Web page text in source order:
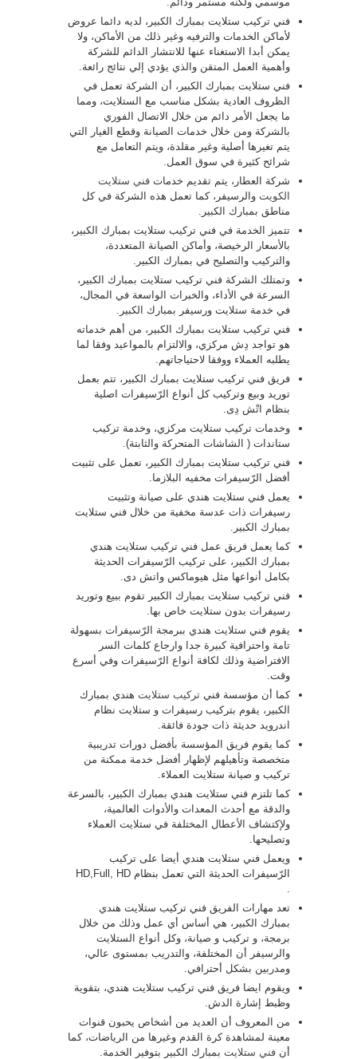
فني تركيب ستلايت بمبارك الكبير، لديه دائما عروض
لأماكن الخدمات والترفيه وغير ذلك من الأماكن، ولا
يمكن أبدا الاستغناء عنها للانتشار الدائم للشركة
وأهمية العمل المتقن والذي يؤدي إلي نتائج رائعة.
فني ستلايت بمبارك الكبير، أن الشركة تعمل في
الظروف العادية بشكل مناسب مع الستلايت، ومما
ما يجعل الأمر دائم من خلال الاتصال الفوري
بالشركة ومن خلال خدمات الصيانة وقطع الغيار التي
يتم تغيرها أصلية وغير مقلدة، ويتم التعامل مع
شرائح كثيرة في سوق العمل.
شركة العطار، يتم تقديم خدمات فني ستلايت
الكويت والرسيفر، كما تعمل هذه الشركة في كل
مناطق بمبارك الكبير.
تتميز الخدمة في فني تركيب ستلايت بمبارك الكبير،
بالأسعار الرخيصة، وأماكن الصيانة المتعددة،
والتركيب والتصليح في بمبارك الكبير.
وتمتلك الشركة فني تركيب ستلايت بمبارك الكبير،
السرعة في الأداء، والخبرات الواسعة في المجال،
في خدمة ستلايت ورسيفر بمبارك الكبير.
فني تركيب ستلايت بمبارك الكبير، من أهم خدماته
هو تواجد دِش مركزي، والالتزام بالمواعيد وفقا لما
يطلبه العملاء ووفقا لاحتياجاتهم.
فريق فني تركيب ستلايت بمبارك الكبير، تتم بعمل
توريد وبيع وتركيب كل أنواع الرّسيفرات اصلية
بنظام اتْش دِى.
وخدمات تركيب ستلايت مركزي، وخدمة تركيب
ستاندات ( الشاشات المتحركة والثابتة).
فني تركيب ستلايت بمبارك الكبير، تعمل على تثبيت
أفضل الرّسيفرات مخفيه البلازما.
يعمل فني ستلايت هندي على صيانة وتثبيت
رسيفرات ذات عدسة مخفية من خلال فني ستلايت
بمبارك الكبير.
كما يعمل فريق عمل فني تركيب ستلايت هندي
بمبارك الكبير، على تركيب الرّسيفرات الحديثة
بكامل أنواعها مثل هيوماكس واتش دى.
فني تركيب ستلايت بمبارك الكبير تقوم ببيع وتوريد
رسيفرات بدون ستلايت خاص بها.
يقوم فني ستلايت هندي ببرمجة الرّسيفرات بسهولة
تامة واحترافية كبيرة جدا وارجاع كلمات السر
الافتراضية وذلك لكافة أنواع الرّسيفرات وفي أسرع
وقت.
كما أن مؤسسة فني تركيب ستلايت هندي بمبارك
الكبير، يقوم بتركيب رسيفرات و ستلايت نظام
اندرويد حديثة ذات جودة فائقة.
كما يقوم فريق المؤسسة بأفضل دورات تدريبية
متخصصة وتأهيلهم لإظهار أفضل خدمة ممكنة من
تركيب و صيانة ستلايت العملاء.
كما تلتزم فني ستلايت هندي بمبارك الكبير، بالسرعة
والدقة مع أحدث المعدات والأدوات العالمية،
ولإكتشاف الأعطال المختلفة في ستلايت العملاء
وتصليحها.
ويعمل فني ستلايت هندي أيضا على تركيب
تعد مهارات الفريق فني تركيب ستلايت هندي
بمبارك الكبير، هي أساس أي عمل وذلك من خلال
برمجة، و تركيب و صيانة، وكل أنواع الستلايت
والرسيفر أن المختلفة، والتدريب بمستوى عالي،
ومدربين بشكل أحترافي.
ويقوم ايضا فريق فني تركيب ستلايت هندي، بتقوية
وظبط إشارة الدش.
من المعروف أن العديد من أشخاص يحبون قنوات
معينة لمشاهدة كرة القدم وغيرها من الرياضات، كما
أن فني ستلايت بمبارك الكبير بتوفير الخدمة.